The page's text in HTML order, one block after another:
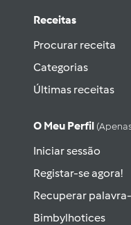
Receitas
Procurar receita
Categorias
Últimas receitas
O Meu Perfil
Iniciar sessão
Registar-se agora!
Recuperar
Bimbylhotices